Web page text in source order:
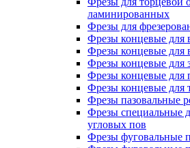
ламинированных
Фрезы для
Фрезы концевые для
Фрезы концевые для
Фрезы концевые для
Фрезы концевые для
Фрезы концевые для
Фрезы пазовальные
Фрезы специальные
угловых пов
Фрезы фуговальные